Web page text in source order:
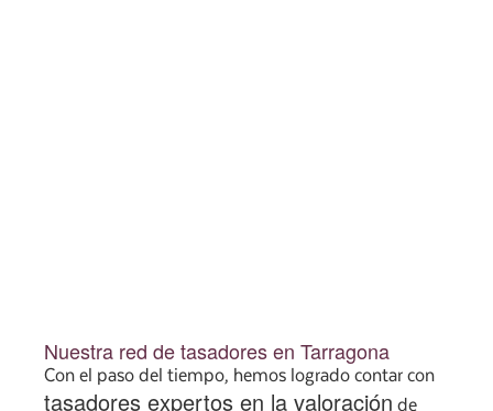
Nuestra red de tasadores en Tarragona
Con el paso del tiempo, hemos logrado contar con
tasadores expertos en la valoración de